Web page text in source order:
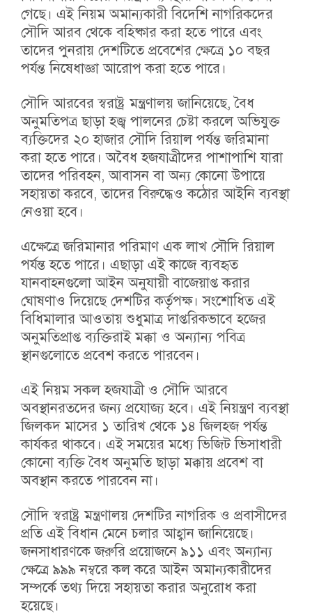
গেছে। এই নিয়ম অমান্যকারী বিদেশি নাগরিকদের
সৌদি আরব থেকে বহিষ্কার করা হতে পারে এবং
তাদের পুনরায় দেশটিতে প্রবেশের ক্ষেত্রে ১০ বছর
পর্যন্ত নিষেধাজ্ঞা আরোপ করা হতে পারে।
সৌদি আরবের স্বরাষ্ট্র মন্ত্রণালয় জানিয়েছে, বৈধ
অনুমতিপত্র ছাড়া হজ্ব পালনের চেষ্টা করলে অভিযুক্ত
ব্যক্তিদের ২০ হাজার সৌদি রিয়াল পর্যন্ত জরিমানা
করা হতে পারে। অবৈধ হজযাত্রীদের পাশাপাশি যারা
তাদের পরিবহন, আবাসন বা অন্য কোনো উপায়ে
সহায়তা করবে, তাদের বিরুদ্ধেও কঠোর আইনি ব্যবস্থা
নেওয়া হবে।
এক্ষেত্রে জরিমানার পরিমাণ এক লাখ সৌদি রিয়াল
পর্যন্ত হতে পারে। এছাড়া এই কাজে ব্যবহৃত
যানবাহনগুলো আইন অনুযায়ী বাজেয়াপ্ত করার
ঘোষণাও দিয়েছে দেশটির কর্তৃপক্ষ। সংশোধিত এই
বিধিমালার আওতায় শুধুমাত্র দাপ্তরিকভাবে হজের
অনুমতিপ্রাপ্ত ব্যক্তিরাই মক্কা ও অন্যান্য পবিত্র
স্থানগুলোতে প্রবেশ করতে পারবেন।
এই নিয়ম সকল হজযাত্রী ও সৌদি আরবে
অবস্থানরতদের জন্য প্রযোজ্য হবে। এই নিয়ন্ত্রণ ব্যবস্থা
জিলকদ মাসের ১ তারিখ থেকে ১৪ জিলহজ পর্যন্ত
কার্যকর থাকবে। এই সময়ের মধ্যে ভিজিট ভিসাধারী
কোনো ব্যক্তি বৈধ অনুমতি ছাড়া মক্কায় প্রবেশ বা
অবস্থান করতে পারবেন না।
সৌদি স্বরাষ্ট্র মন্ত্রণালয় দেশটির নাগরিক ও প্রবাসীদের
প্রতি এই বিধান মেনে চলার আহ্বান জানিয়েছে।
জনসাধারণকে জরুরি প্রয়োজনে ৯১১ এবং অন্যান্য
ক্ষেত্রে ৯৯৯ নম্বরে কল করে আইন অমান্যকারীদের
সম্পর্কে তথ্য দিয়ে সহায়তা করার অনুরোধ করা
হয়েছে।